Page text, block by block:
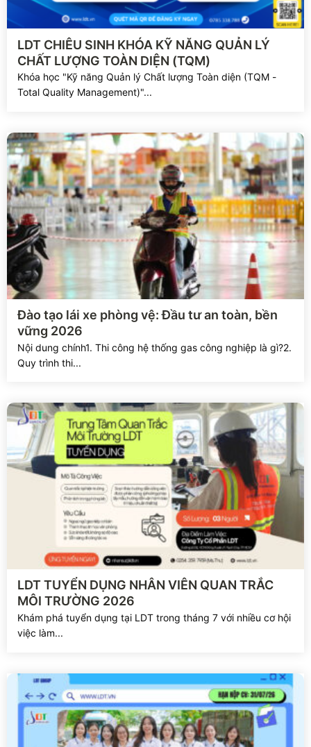
Xem chi tiết
LDT CHIÊU SINH KHÓA KỸ NĂNG QUẢN LÝ
CHẤT LƯỢNG TOÀN DIỆN (TQM)
Khóa học "Kỹ năng Quản lý Chất lượng Toàn diện (TQM -
Total Quality Management)"...
Xem chi tiết
Đào tạo lái xe phòng vệ: Đầu tư an toàn, bền
vững 2026
Nội dung chính1. Thi công hệ thống gas công nghiệp là gì?2.
Quy trình thi...
Xem chi tiết
LDT TUYỂN DỤNG NHÂN VIÊN QUAN TRẮC
MÔI TRƯỜNG 2026
Khám phá tuyển dụng tại LDT trong tháng 7 với nhiều cơ hội
việc làm...